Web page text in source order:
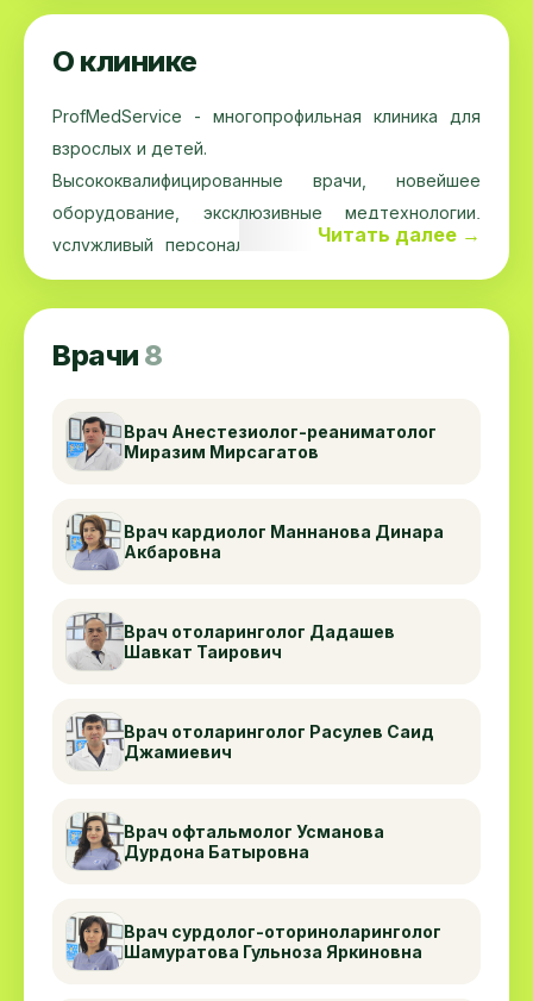
О клинике
ProfMedService - многопрофильная клиника для
взрослых и детей.
Высококвалифицированные врачи, новейшее
оборудование, эксклюзивные медтехнологии,
услужливый персонал, удобный график работы,
широкий спектр услуг - преимущества клиники
ProfMedService.
Услуги: отоларингология, офтальмология,
ринопластика, кардиология, лаборатория,
Врачи клиники: нейрохирург-вертебролог, хирург-
анестезиолог, сурдолог-отохирург,
отоларинголог, ринохирург, кардиолог.
более 3000 анализов и быстро получить
результат.
современных и безопасных технологий,
проверенных методик.
Читать далее →
Врачи 8
Врач Анестезиолог-реаниматолог
Миразим Мирсагатов
Врач кардиолог Маннанова Динара
Акбаровна
Врач отоларинголог Дадашев
Шавкат Таирович
Врач отоларинголог Расулев Саид
Джамиевич
Врач офтальмолог Усманова
Дурдона Батыровна
Врач сурдолог-оториноларинголог
Шамуратова Гульноза Яркиновна